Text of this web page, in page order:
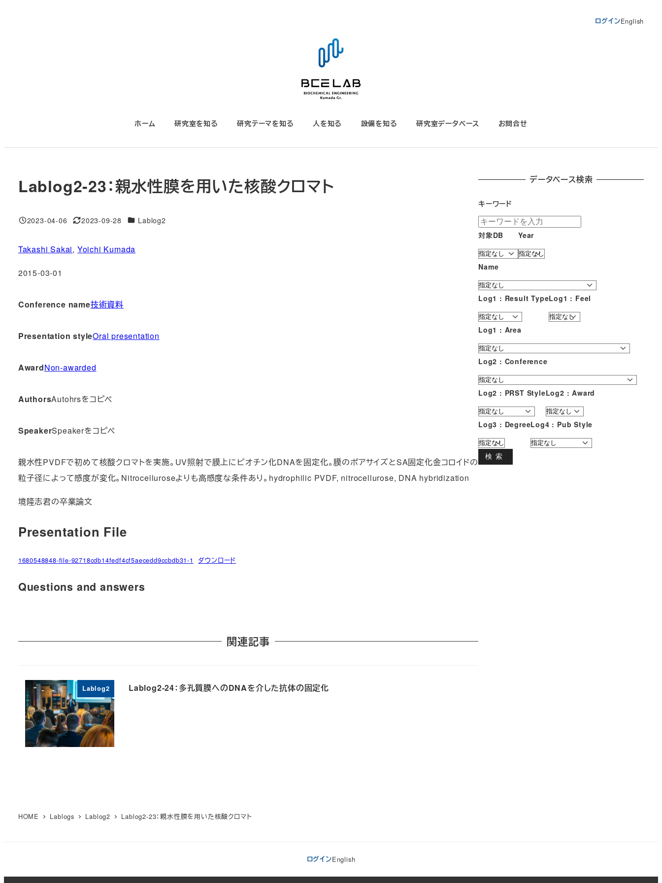
ログインEnglish
ホーム 研究室を知る 研究テーマを知る 人を知る 設備を知る 研究室データベース お問合せ
Lablog2-23：親水性膜を用いた核酸クロマト
投稿日
2023-04-06
更新日
2023-09-28 対象DBLablog2
Takashi Sakai, Yoichi Kumada
2015-03-01
Conference name技術資料
Presentation styleOral presentation
AwardNon-awarded
AuthorsAutohrsをコピペ
SpeakerSpeakerをコピペ
親水性PVDFで初めて核酸クロマトを実施。UV照射で膜上にビオチン化DNAを固定化。膜のポアサイズとSA固定化金コロイドの
粒子径によって感度が変化。Nitrocelluroseよりも高感度な条件あり。hydrophilic PVDF, nitrocellurose, DNA hybridization
境隆志君の卒業論文
Presentation File
1680548848-file-92718cdb14fedf4cf5aecedd9ccbdb31-1 ダウンロード
Questions and answers
関連記事
Lablog2 Lablog2-24：多孔質膜へのDNAを介した抗体の固定化
データベース検索
キーワード
対象DB Year
Name
Log1 : Result TypeLog1 : Feel
Log1 : Area
Log2 : Conference
Log2 : PRST StyleLog2 : Award
Log3 : DegreeLog4 : Pub Style
検索
HOME Lablogs Lablog2 Lablog2-23：親水性膜を用いた核酸クロマト
ログインEnglish